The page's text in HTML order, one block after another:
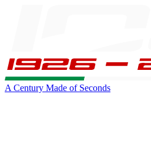
A Century Made of Seconds